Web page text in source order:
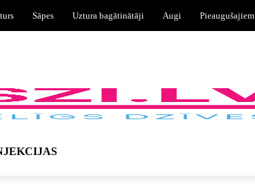
Sāpes Uztura bagātinātāji Augi Pieaugušajiem